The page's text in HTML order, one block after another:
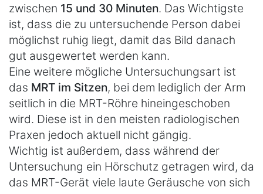
zwischen 15 und 30 Minuten. Das Wichtigste
ist, dass die zu untersuchende Person dabei
möglichst ruhig liegt, damit das Bild danach
gut ausgewertet werden kann.
Eine weitere mögliche Untersuchungsart ist
das MRT im Sitzen, bei dem lediglich der Arm
seitlich in die MRT-Röhre hineingeschoben
wird. Diese ist in den meisten radiologischen
Praxen jedoch aktuell nicht gängig.
Wichtig ist außerdem, dass während der
Untersuchung ein Hörschutz getragen wird, da
das MRT-Gerät viele laute Geräusche von sich